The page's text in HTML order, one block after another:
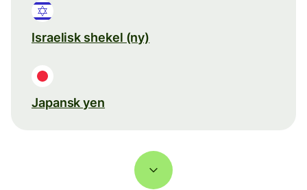
Israelisk shekel (ny)
Japansk yen